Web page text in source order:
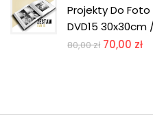
Projekty Do
DVD15
80,00zł 70,00 zł